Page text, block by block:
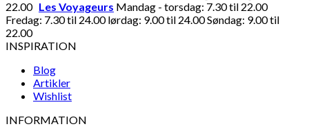
22.00 Les Voyageurs Mandag - torsdag: 7.30 til 22.00
Fredag: 7.30 til 24.00 lørdag: 9.00 til 24.00 Søndag: 9.00 til
22.00
INSPIRATION
Blog
Artikler
Wishlist
INFORMATION